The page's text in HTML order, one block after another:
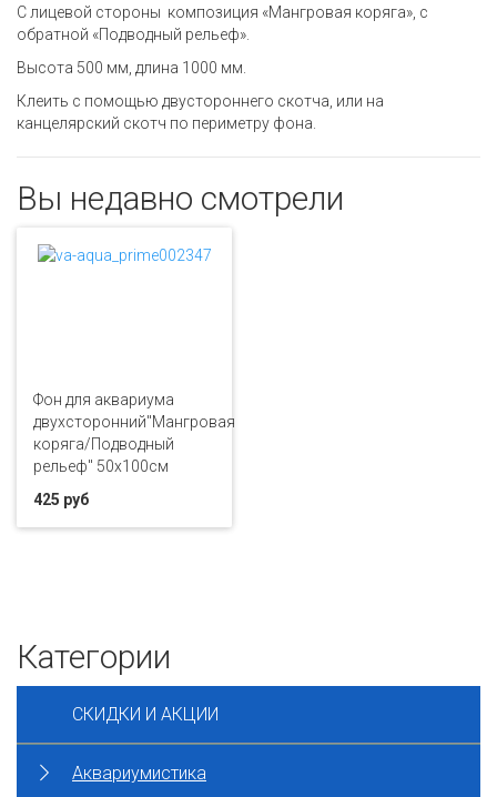
С лицевой стороны композиция «Мангровая коряга», с
обратной «Подводный рельеф».
Высота 500 мм, длина 1000 мм.
Клеить с помощью двустороннего скотча, или на
канцелярский скотч по периметру фона.
Вы недавно смотрели
Фон для аквариума
двухсторонний"Мангровая
коряга/Подводный
рельеф" 50х100см
425 руб
Категории
СКИДКИ И АКЦИИ
Аквариумистика